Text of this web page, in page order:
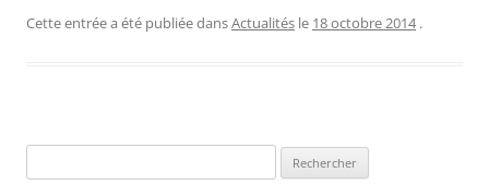
Cette entrée a été publiée dansActualités le 18 octobre 2014 .